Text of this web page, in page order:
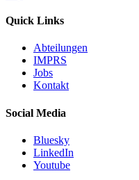
Quick Links
Abteilungen
IMPRS
Jobs
Kontakt
Social Media
Bluesky
LinkedIn
Youtube